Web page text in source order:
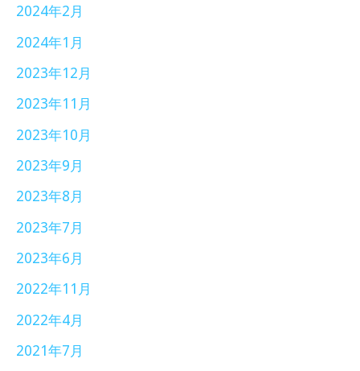
2024年2月
2024年1月
2023年12月
2023年11月
2023年10月
2023年9月
2023年8月
2023年7月
2023年6月
2022年11月
2022年4月
2021年7月